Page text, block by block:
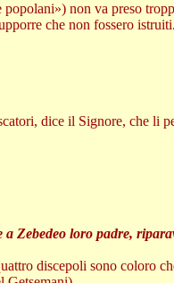
non va preso
che non fossero istruiti.
dice il Signore, che li
Zebedeo loro padre,
discepoli sono coloro